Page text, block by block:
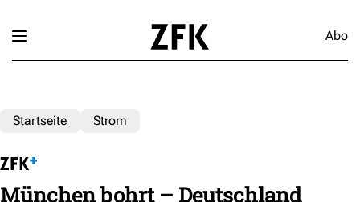
Abo
Startseite Strom
München bohrt – Deutschland